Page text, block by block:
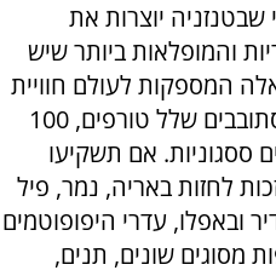
יוצרות את
והמופלאות ביותר שיש
המספקות לעולם חוויית
ספארי מושלמת. בשמורה מסתובבים שלל טורפים, 100
מיני ציפורים ססגוניות. אם תשקיעו
לחזות באריה, נמר, פיל
ובאפלו, עדרי היפופוטמים
מסוגים שונים, תנים,